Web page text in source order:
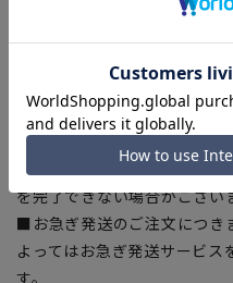
部、商品現物におすすめサ
加減により、実際の商品と
います。
■店舗や各モールサイトと
上、ご注文いただいたタイ
を完了できない場合がござ
■お急ぎ発送のご注文につき
よってはお急ぎ発送サービス
す。